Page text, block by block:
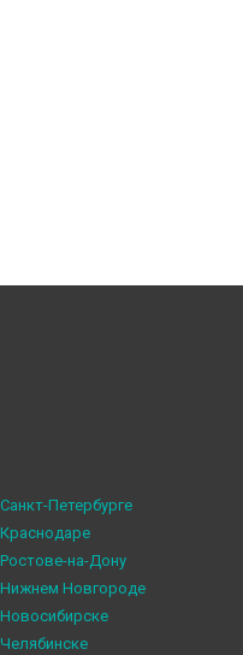
Санкт-Петербурге
Краснодаре
Ростове-на-Дону
Нижнем Новгороде
Новосибирске
Челябинске